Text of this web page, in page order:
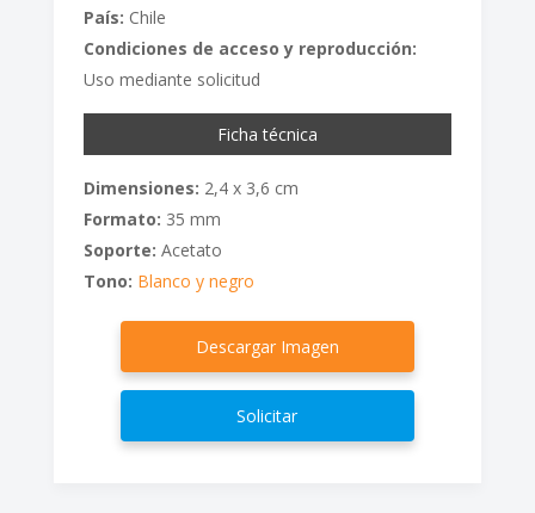
País: Chile
Condiciones de acceso y reproducción:
Uso mediante solicitud
Ficha técnica
Dimensiones: 2,4 x 3,6 cm
Formato: 35 mm
Soporte: Acetato
Tono: Blanco y negro
Descargar Imagen
Solicitar